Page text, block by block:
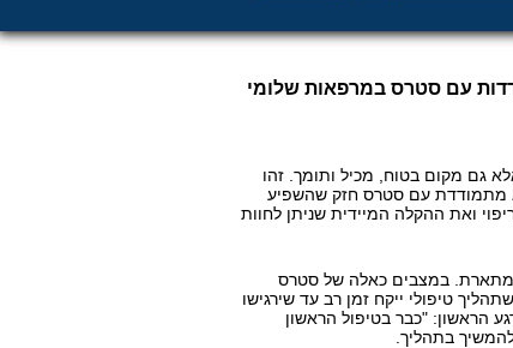
עם סטרס במרפאות שלומי
גם מקום בטוח, מכיל ותומך. זהו
כשהיא מתמודדת עם סטרס חזק שהשפיע
ואת ההקלה המיידית שניתן לחוות
מתארת. במצבים כאלה של סטרס
טיפולי ייקח זמן רב עד שירגישו
הראשון: "כבר בטיפול הראשון
בתהליך.